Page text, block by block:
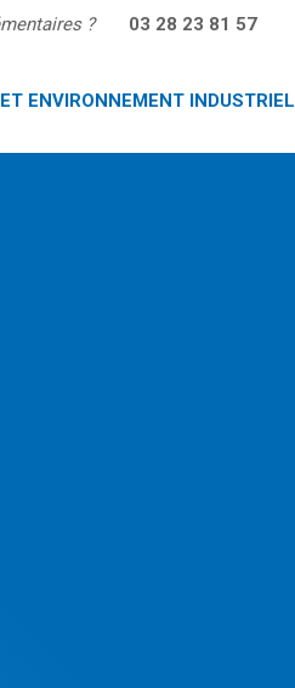
? 03 28 23 81 57
ENVIRONNEMENT INDUSTRIEL